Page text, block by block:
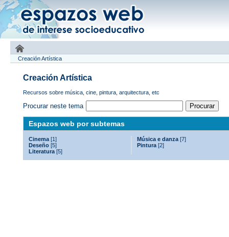
Creación Artística
Creación Artística
Recursos sobre música, cine, pintura, arquitectura, etc
Procurar neste tema
Espazos web por subtemas
Cinema [1]
Deseño [5]
Literatura [5]
Música e danza [7]
Pintura [2]